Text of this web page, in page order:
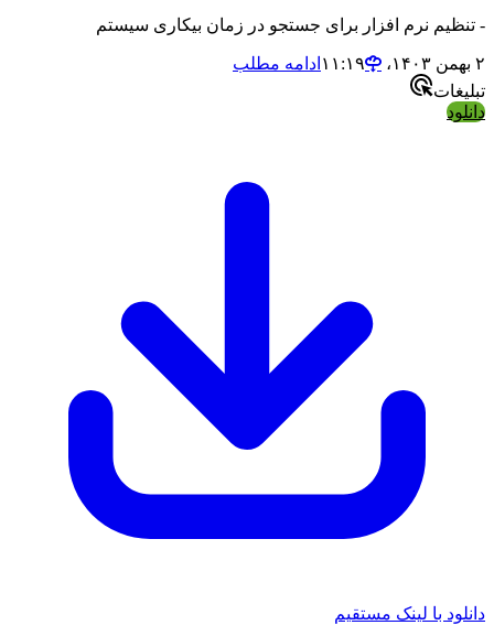
نرم افزار برای جستجو در زمان بیکاری سیستم
ادامه مطلب
با لینک مستقیم